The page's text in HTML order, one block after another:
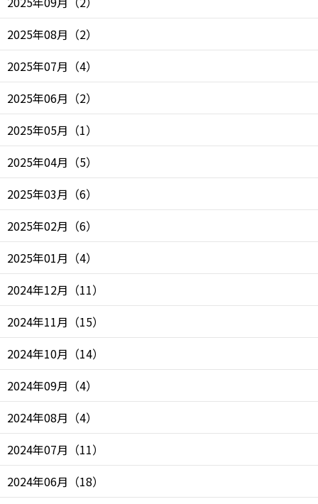
2025年08月 （2）
2025年07月 （4）
2025年06月 （2）
2025年05月 （1）
2025年04月 （5）
2025年03月 （6）
2025年02月 （6）
2025年01月 （4）
2024年12月 （11）
2024年11月 （15）
2024年10月 （14）
2024年09月 （4）
2024年08月 （4）
2024年07月 （11）
2024年06月 （18）